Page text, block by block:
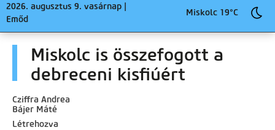
2026. augusztus 9. vasárnap |
Emőd
Miskolc 19°C
Miskolc is összefogott a
debreceni kisfiúért
Cziffra Andrea
Bájer Máté
Létrehozva